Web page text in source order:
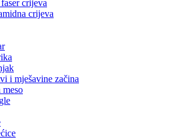
crijeva
crijeva
i mješavine začina
meso